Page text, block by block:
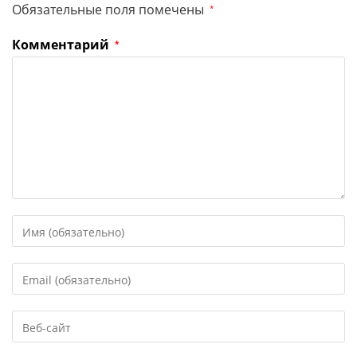
Обязательные поля помечены *
Комментарий *
свое
или
имя
чтобы
прокомментировать
свой
адрес,
чтобы
URL